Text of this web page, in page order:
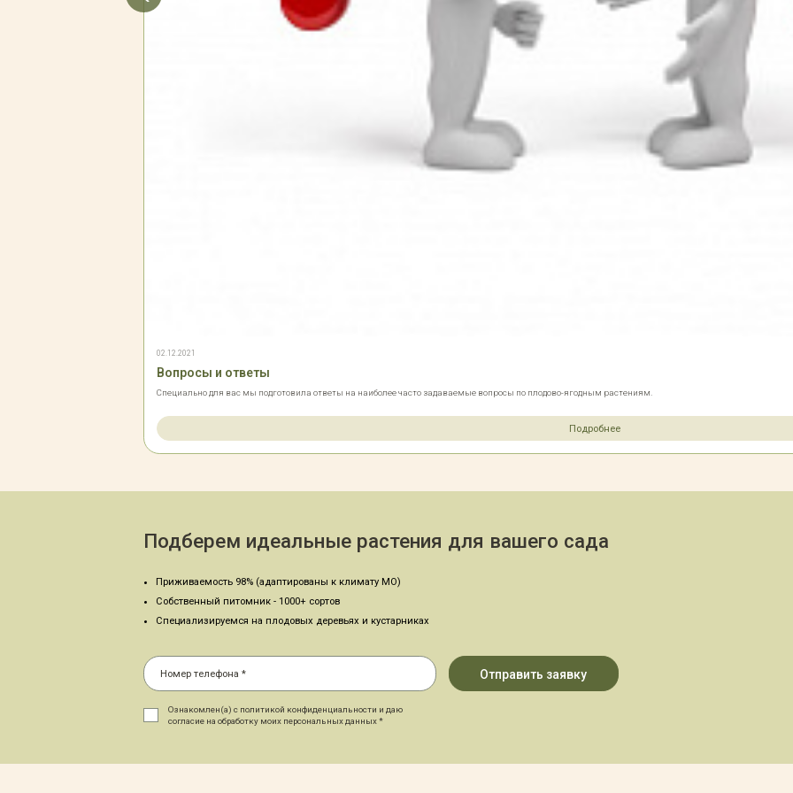
02.12.2021
Вопросы и ответы
Специально для вас мы подготовила ответы на наиболее часто задаваемые вопросы по плодово-ягодным растениям.
Подробнее
Подберем идеальные растения для вашего сада
Приживаемость 98% (адаптированы к климату МО)
Собственный питомник - 1000+ сортов
Специализируемся на плодовых деревьях и кустарниках
Ознакомлен(а) с политикой конфиденциальности и даю
согласие на обработку моих персональных данных *